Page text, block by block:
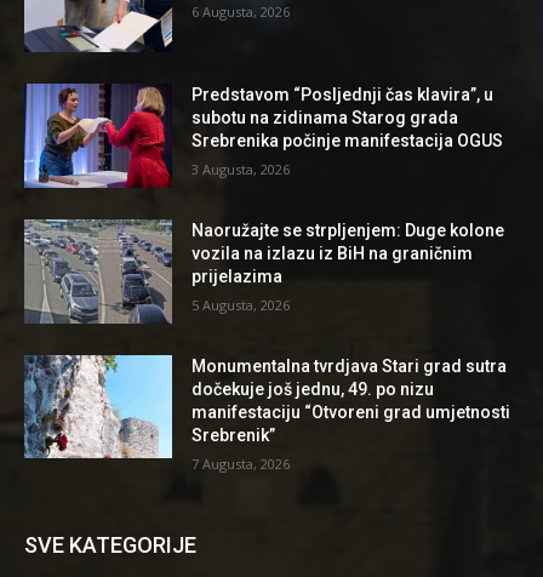
6 Augusta, 2026
Predstavom “Posljednji čas klavira”, u
subotu na zidinama Starog grada
Srebrenika počinje manifestacija OGUS
3 Augusta, 2026
Naoružajte se strpljenjem: Duge kolone
vozila na izlazu iz BiH na graničnim
prijelazima
5 Augusta, 2026
Monumentalna tvrdjava Stari grad sutra
dočekuje još jednu, 49. po nizu
manifestaciju “Otvoreni grad umjetnosti
Srebrenik”
7 Augusta, 2026
SVE KATEGORIJE